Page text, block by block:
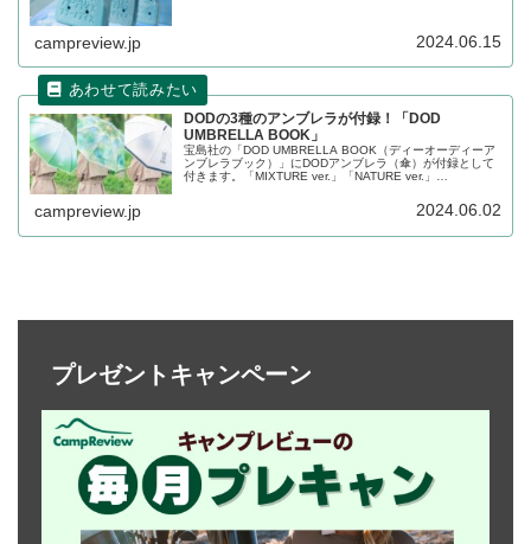
campreview.jp 2024.06.15
DODの3種のアンブレラが付録！「DOD
UMBRELLA BOOK」
宝島社の「DOD UMBRELLA BOOK（ディーオーディーア
ンブレラブック）」にDODアンブレラ（傘）が付録として
付きます。「MIXTURE ver.」「NATURE ver.」
ザインの傘を選ぶことができます。詳細をレビューしま
campreview.jp 2024.06.02
プレゼントキャンペーン